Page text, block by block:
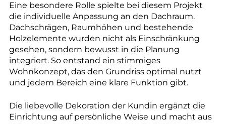
Eine besondere Rolle spielte bei diesem Projekt
die individuelle Anpassung an den Dachraum.
Dachschrägen, Raumhöhen und bestehende
Holzelemente wurden nicht als Einschränkung
gesehen, sondern bewusst in die Planung
integriert. So entstand ein stimmiges
Wohnkonzept, das den Grundriss optimal nutzt
und jedem Bereich eine klare Funktion gibt.
Die liebevolle Dekoration der Kundin ergänzt die
Einrichtung auf persönliche Weise und macht aus